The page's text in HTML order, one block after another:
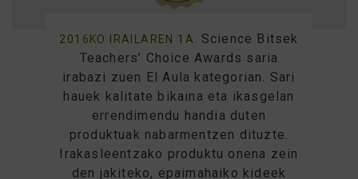
2016KO IRAILAREN 1A. Science Bitsek
Teachers’ Choice Awards saria
irabazi zuen El Aula kategorian. Sari
hauek kalitate bikaina eta ikasgelan
errendimendu handia duten
produktuak nabarmentzen dituzte.
Irakasleentzako produktu onena zein
den jakiteko, epaimahaiko kideek